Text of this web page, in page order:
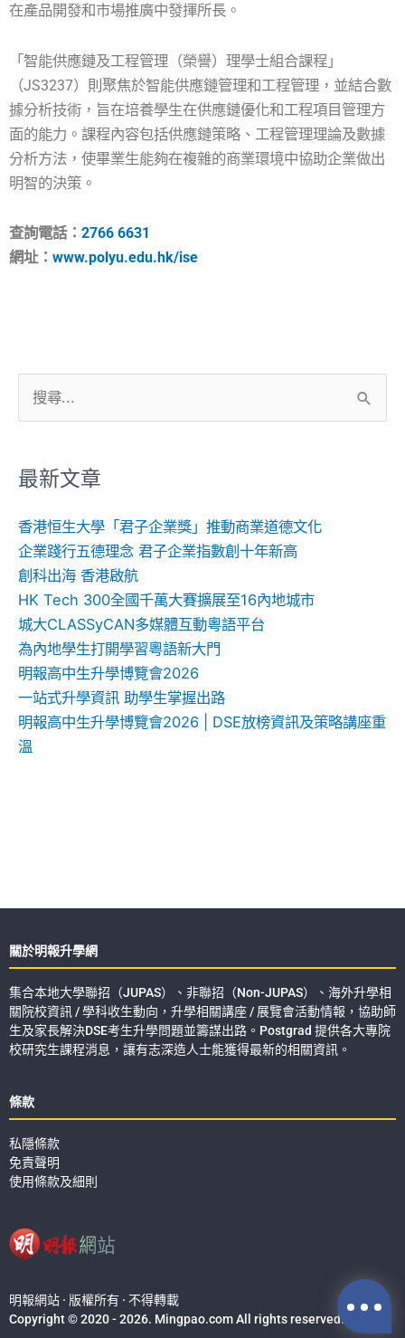
在產品開發和市場推廣中發揮所長。
「智能供應鏈及工程管理（榮譽）理學士組合課程」
（JS3237）則聚焦於智能供應鏈管理和工程管理，並結合數
據分析技術，旨在培養學生在供應鏈優化和工程項目管理方
面的能力。課程內容包括供應鏈策略、工程管理理論及數據
分析方法，使畢業生能夠在複雜的商業環境中協助企業做出
明智的決策。
查詢電話： 2766 6631
網址： www.polyu.edu.hk/ise
尋
鍵
最新文章
香港恒生大學「君子企業獎」推動商業道德文化
企業踐行五德理念 君子企業指數創十年新高
創科出海 香港啟航
HK Tech 300全國千萬大賽擴展至16內地城市
城大CLASSyCAN多媒體互動粵語平台
為內地學生打開學習粵語新大門
明報高中生升學博覽會2026
一站式升學資訊 助學生掌握出路
明報高中生升學博覽會2026 | DSE放榜資訊及策略講座重
溫
關於明報升學網
集合本地大學聯招（JUPAS）、非聯招（Non-JUPAS）、海外升學相
關院校資訊 / 學科收生動向，升學相關講座 / 展覽會活動情報，協助師
生及家長解決DSE考生升學問題並籌謀出路。Postgrad 提供各大專院
校研究生課程消息，讓有志深造人士能獲得最新的相關資訊。
條款
私隱條款
免責聲明
使用條款及細則
明報網站 · 版權所有 · 不得轉載
Copyright © 2020 - 2026. Mingpao.com All rights reserved.